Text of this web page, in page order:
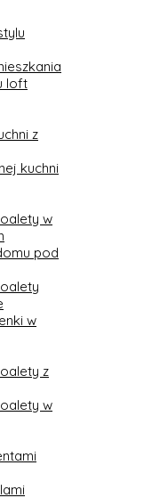
loft
z
kuchni
w
pod
w
z
w